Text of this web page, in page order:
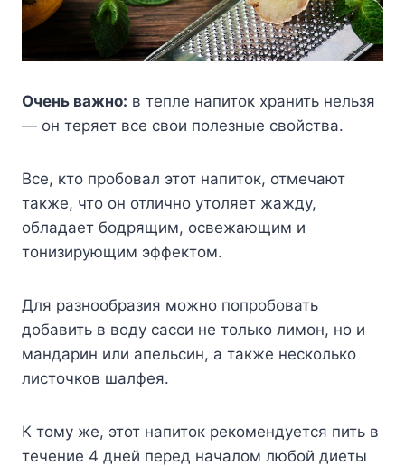
Очень важно: в тепле напиток хранить нельзя
— он теряет все свои полезные свойства.
Все, кто пробовал этот напиток, отмечают
также, что он отлично утоляет жажду,
обладает бодрящим, освежающим и
тонизирующим эффектом.
Для разнообразия можно попробовать
добавить в воду сасси не только лимон, но и
мандарин или апельсин, а также несколько
листочков шалфея.
К тому же, этот напиток рекомендуется пить в
течение 4 дней перед началом любой диеты